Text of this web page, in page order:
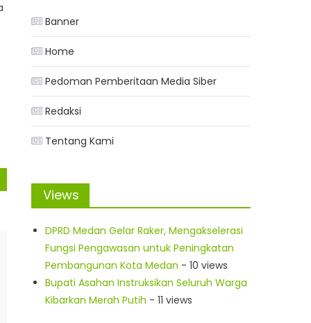
Banner
Home
Pedoman Pemberitaan Media Siber
Redaksi
Tentang Kami
Views
DPRD Medan Gelar Raker, Mengakselerasi
Fungsi Pengawasan untuk Peningkatan
Pembangunan Kota Medan - 10 views
Bupati Asahan Instruksikan Seluruh Warga
Kibarkan Merah Putih - 11 views